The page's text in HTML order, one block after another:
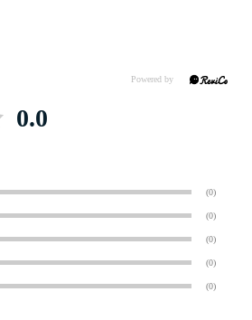
0.0
(0)
(0)
(0)
(0)
(0)